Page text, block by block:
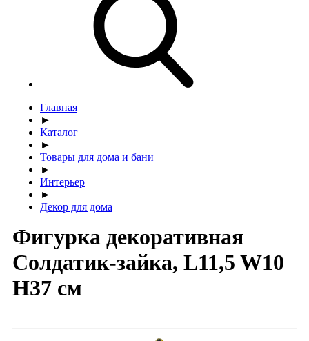
Главная
►
Каталог
►
Товары для дома и бани
►
Интерьер
►
Декор для дома
Фигурка декоративная
Солдатик-зайка, L11,5 W10
H37 см